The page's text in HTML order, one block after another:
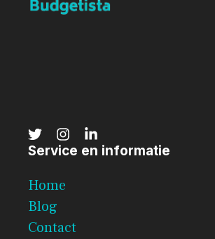
Service en informatie
Home
Blog
Contact